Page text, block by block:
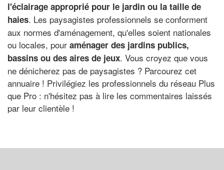
l'éclairage approprié pour le jardin ou la taille de
haies. Les paysagistes professionnels se conforment
aux normes d'aménagement, qu'elles soient nationales
ou locales, pour aménager des jardins publics,
bassins ou des aires de jeux. Vous croyez que vous
ne dénicherez pas de paysagistes ? Parcourez cet
annuaire ! Privilégiez les professionnels du réseau Plus
que Pro : n'hésitez pas à lire les commentaires laissés
par leur clientèle !